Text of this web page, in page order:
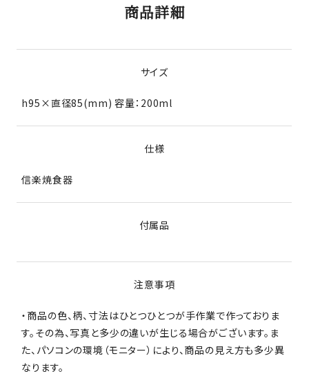
商品詳細
サイズ
h95×直径85(mm) 容量：200ml
仕様
信楽焼食器
付属品
注意事項
・商品の色、柄、寸法はひとつひとつが手作業で作っておりま
す。その為、写真と多少の違いが生じる場合がございます。ま
た、パソコンの環境（モニター）により、商品の見え方も多少異
なります。